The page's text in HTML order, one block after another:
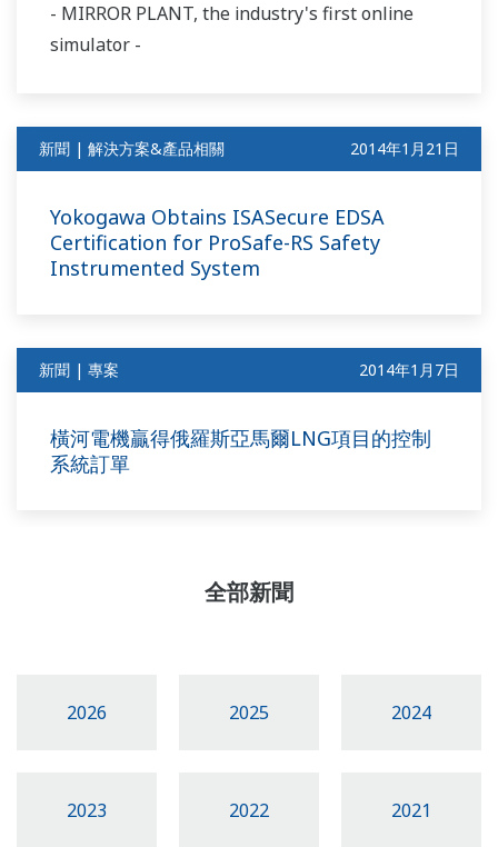
- MIRROR PLANT, the industry's first online
simulator -
新聞 | 解決方案&產品相關 2014年1月21日
Yokogawa Obtains ISASecure EDSA
Certification for ProSafe-RS Safety
Instrumented System
新聞 | 專案 2014年1月7日
橫河電機贏得俄羅斯亞馬爾LNG項目的控制
系統訂單
全部新聞
2026 2025 2024
2023 2022 2021